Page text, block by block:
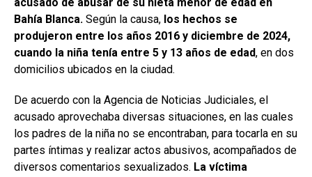
Bahía Blanca. Según la causa, los hechos se
produjeron entre los años 2016 y diciembre de 2024,
cuando la niña tenía entre 5 y 13 años de edad, en dos
domicilios ubicados en la ciudad.
De acuerdo con la Agencia de Noticias Judiciales, el
acusado aprovechaba diversas situaciones, en las cuales
los padres de la niña no se encontraban, para tocarla en su
partes íntimas y realizar actos abusivos, acompañados de
diversos comentarios sexualizados. La víctima